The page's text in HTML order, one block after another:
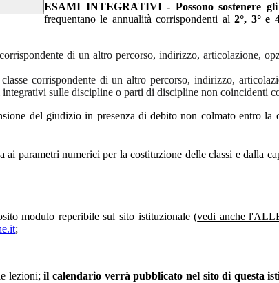
ESAMI INTEGRATIVI - Possono sostenere
frequentano le annualità corrispondenti al2°, 3° e
di un altro percorso, indirizzo, articolazione,
corrispondente di un altro percorso, indirizzo,
sulle discipline o parti di discipline non coincidenti
del giudizio in presenza di debito non colmato entro la
parametri numerici per la costituzione delle classi e dalla
modulo reperibile sul sito istituzionale (vedi anche
;
lezioni;il calendario verrà pubblicato nel sito di questa